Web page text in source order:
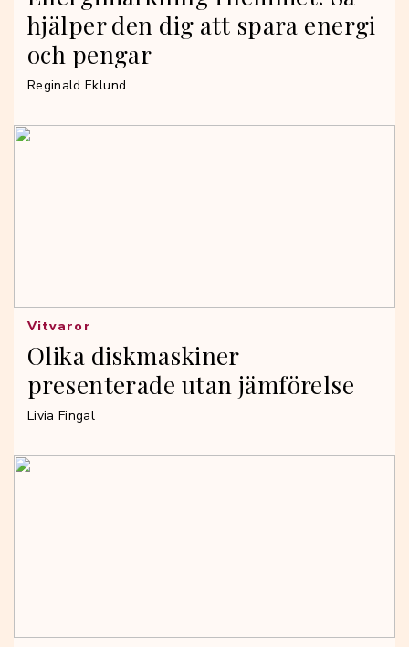
hjälper den dig att spara energi
och pengar
Reginald Eklund
Olika diskmaskiner
presenterade utan jämförelse
Vitvaror
Livia Fingal